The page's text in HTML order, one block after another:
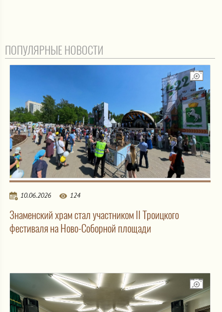
ПОПУЛЯРНЫЕ НОВОСТИ
10.06.2026 124
Знаменский храм стал участником II Троицкого
фестиваля на Ново-Соборной площади